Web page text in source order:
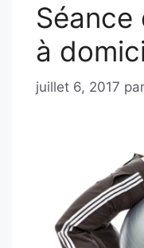
Séance
à
juillet 6, 2017 par